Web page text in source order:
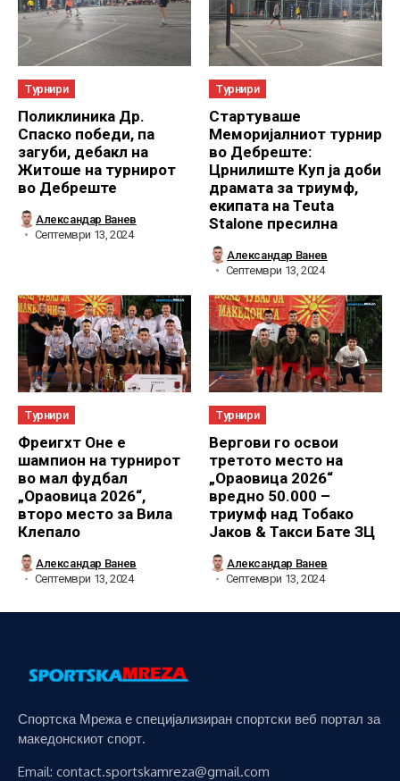
Турнири
Поликлиника Др.
Спаско победи, па
загуби, дебакл на
Житоше на турнирот
во Дебреште
Александар Ванев
Септември 13, 2024
Турнири
Стартуваше
Меморијалниот турнир
во Дебреште:
Црнилиште Куп ја доби
драмата за триумф,
екипата на Teuta
Stalone пресилна
Александар Ванев
Септември 13, 2024
Турнири
Фреигхт Оне е
шампион на турнирот
во мал фудбал
„Ораовица 2026“,
второ место за Вила
Клепало
Александар Ванев
Септември 13, 2024
Турнири
Вергови го освои
третото место на
„Ораовица 2026“
вредно 50.000 –
триумф над Тобако
Јаков & Такси Бате ЗЦ
Александар Ванев
Септември 13, 2024
Спортска Мрежа е специјализиран спортски веб портал за
македонскиот спорт.
Email: contact.sportskamreza@gmail.com